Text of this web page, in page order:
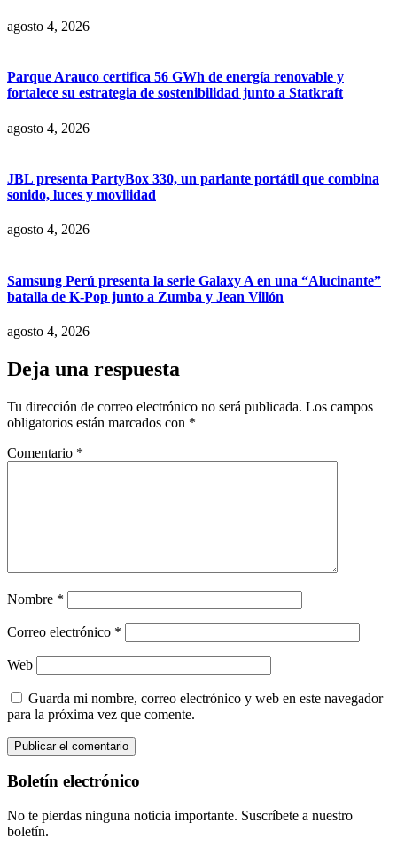
agosto 4, 2026
Parque Arauco certifica 56 GWh de energía renovable y
fortalece su estrategia de sostenibilidad junto a Statkraft
agosto 4, 2026
JBL presenta PartyBox 330, un parlante portátil que combina
sonido, luces y movilidad
agosto 4, 2026
Samsung Perú presenta la serie Galaxy A en una “Alucinante”
batalla de K-Pop junto a Zumba y Jean Villón
agosto 4, 2026
Deja una respuesta
Tu dirección de correo electrónico no será publicada. Los campos
obligatorios están marcados con *
Comentario *
Nombre *
Correo electrónico *
Web
Guarda mi nombre, correo electrónico y web en este navegador
para la próxima vez que comente.
Boletín electrónico
No te pierdas ninguna noticia importante. Suscríbete a nuestro
boletín.